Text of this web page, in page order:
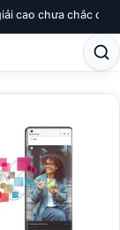
cao chưa chắc